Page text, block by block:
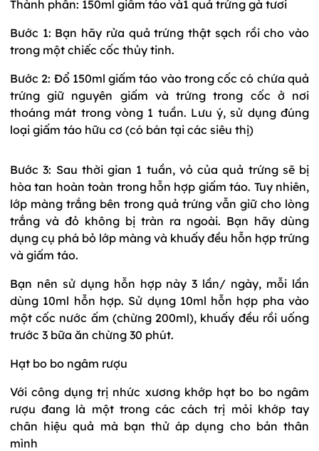
Thành phần: 150ml giấm táo và1 quả trứng gà tươi
Bước 1: Bạn hãy rửa quả trứng thật sạch rồi cho vào
trong một chiếc cốc thủy tinh.
Bước 2: Đổ 150ml giấm táo vào trong cốc có chứa quả
trứng giữ nguyên giấm và trứng trong cốc ở nơi
thoáng mát trong vòng 1 tuần. Lưu ý, sử dụng đúng
loại giấm táo hữu cơ (có bán tại các siêu thị)
Bước 3: Sau thời gian 1 tuần, vỏ của quả trứng sẽ bị
hòa tan hoàn toàn trong hỗn hợp giấm táo. Tuy nhiên,
lớp màng trắng bên trong quả trứng vẫn giữ cho lòng
trắng và đỏ không bị tràn ra ngoài. Bạn hãy dùng
dụng cụ phá bỏ lớp màng và khuấy đều hỗn hợp trứng
và giấm táo.
Bạn nên sử dụng hỗn hợp này 3 lần/ ngày, mỗi lần
dùng 10ml hỗn hợp. Sử dụng 10ml hỗn hợp pha vào
một cốc nước ấm (chừng 200ml), khuấy đều rồi uống
trước 3 bữa ăn chừng 30 phút.
Hạt bo bo ngâm rượu
Với công dụng trị nhức xương khớp hạt bo bo ngâm
rượu đang là một trong các cách trị mỏi khớp tay
chân hiệu quả mà bạn thử áp dụng cho bản thân
mình